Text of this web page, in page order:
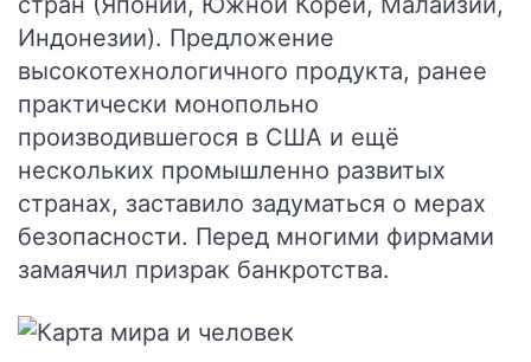
Индонезии). Предложение
высокотехнологичного продукта, ранее
практически монопольно
производившегося в США и ещё
нескольких промышленно развитых
странах, заставило задуматься о мерах
безопасности. Перед многими фирмами
замаячил призрак банкротства.